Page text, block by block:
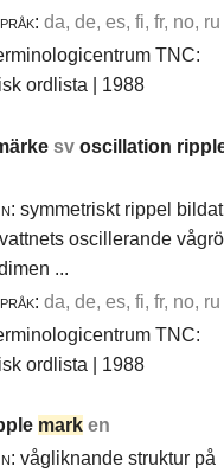
da, de, es, fi, fr, no, ru
TNC:
ordlista | 1988
svoscillation
symmetriskt rippel bildat
oscillerande
...
da, de, es, fi, fr, no, ru
TNC:
ordlista | 1988
mark en
vågliknande struktur på